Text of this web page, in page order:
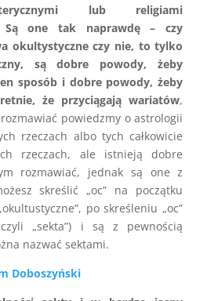
lub religiami
Są one tak naprawdę – czy
okultystyczne czy nie, to tylko
są dobre powody, żeby
sposób i dobre powody, żeby
że przyciągają wariatów,
powiedzmy o astrologii
rzeczach albo tych całkowicie
rzeczach, ale istnieją dobre
rozmawiać, jednak są one z
skreślić „oc” na początku
po skreśleniu „oc”
„sekta”) i są z pewnością
nazwać sektami.
Doboszyński